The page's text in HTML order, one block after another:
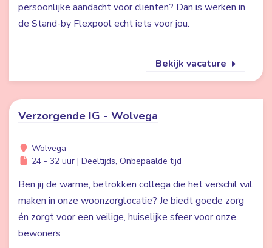
persoonlijke aandacht voor cliënten? Dan is werken in
de Stand-by Flexpool echt iets voor jou.
Bekijk vacature
Verzorgende IG - Wolvega
Wolvega
24 - 32 uur | Deeltijds, Onbepaalde tijd
Ben jij de warme, betrokken collega die het verschil wil
maken in onze woonzorglocatie? Je biedt goede zorg
én zorgt voor een veilige, huiselijke sfeer voor onze
bewoners